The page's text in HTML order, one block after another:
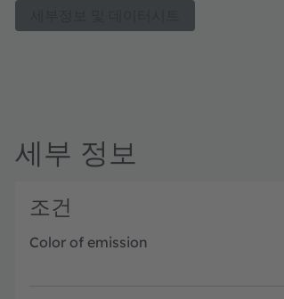
세부 정보
조건
Color of emission